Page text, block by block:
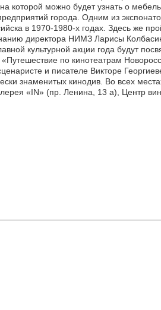
которой можно будет узнать о
города. Одним из
в 1970-1980-х годах. Здесь же
директора НИМЗ Ларисы
культурной акции года будут
по кинотеатрам
и писателе Викторе
знаменитых кинодив. Во всех
«IN» (пр. Ленина, 13 а), Центр